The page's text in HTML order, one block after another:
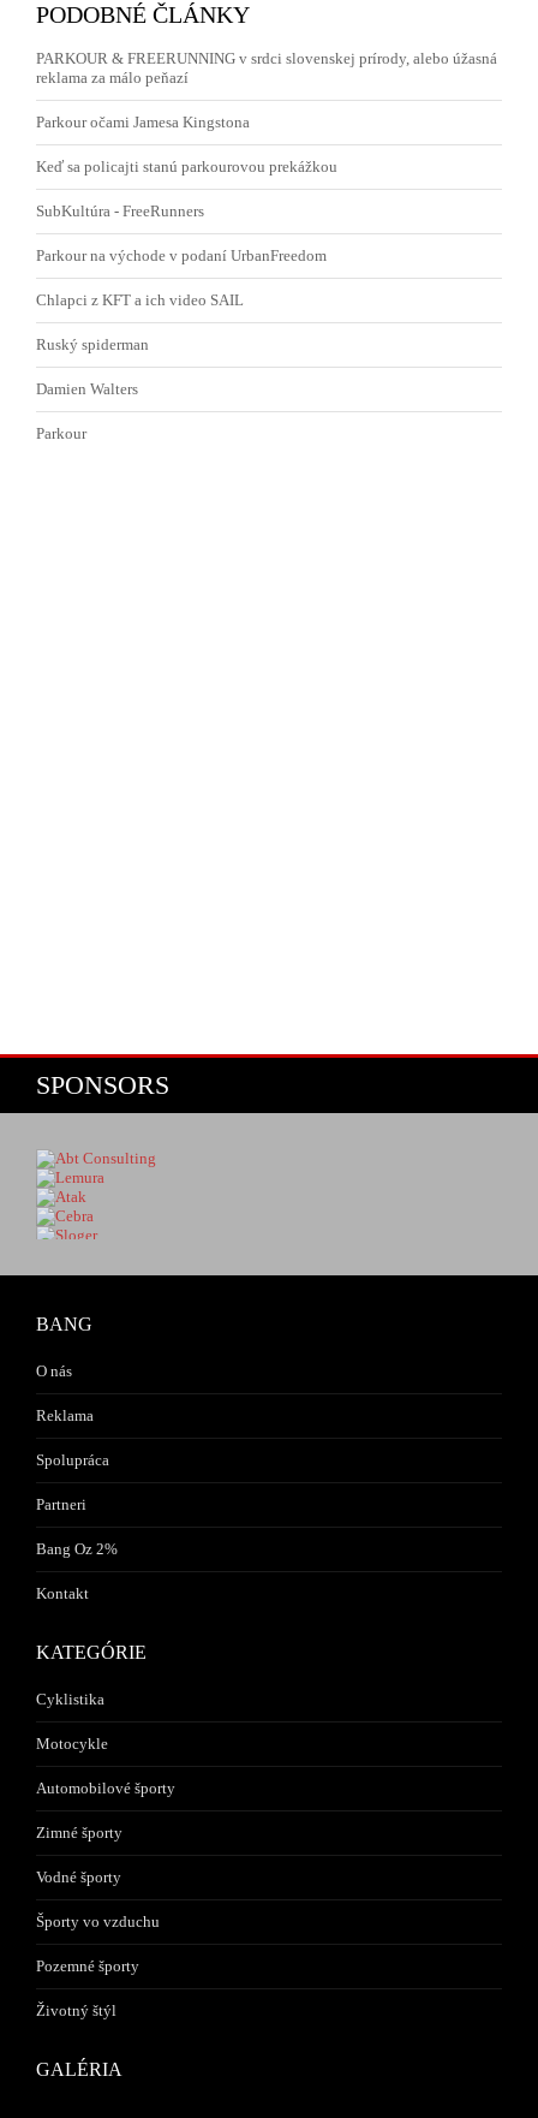
PODOBNÉ ČLÁNKY
PARKOUR & FREERUNNING v srdci slovenskej prírody, alebo úžasná
reklama za málo peňazí
Parkour očami Jamesa Kingstona
Keď sa policajti stanú parkourovou prekážkou
SubKultúra - FreeRunners
Parkour na východe v podaní UrbanFreedom
Chlapci z KFT a ich video SAIL
Ruský spiderman
Damien Walters
Parkour
SPONSORS
BANG
O nás
Reklama
Spolupráca
Partneri
Bang Oz 2%
Kontakt
KATEGÓRIE
Cyklistika
Motocykle
Automobilové športy
Zimné športy
Vodné športy
Športy vo vzduchu
Pozemné športy
Životný štýl
GALÉRIA